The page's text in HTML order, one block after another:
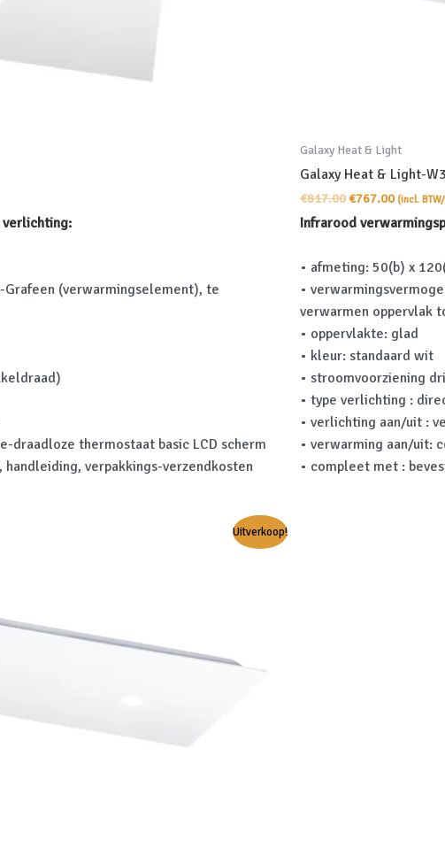
Grafeen (verwarmingselement), te
draadloze thermostaat basic LCD scherm
verpakkings-verzendkosten
Galaxy Heat & Light
Galaxy Heat & Light-
€817.00Oorspronkelijke
prijs
was:
€767.00Huidige
prijs
is:
(incl.
Infrarood
• afmeting: 50(b) x
•
verwarmen oppervlak
• oppervlakte: glad
• kleur: standaard wit
• stroomvoorziening
• type verlichting :
• verlichting aan/uit :
• verwarming aan/uit:
• compleet met :
Uitverkoop!